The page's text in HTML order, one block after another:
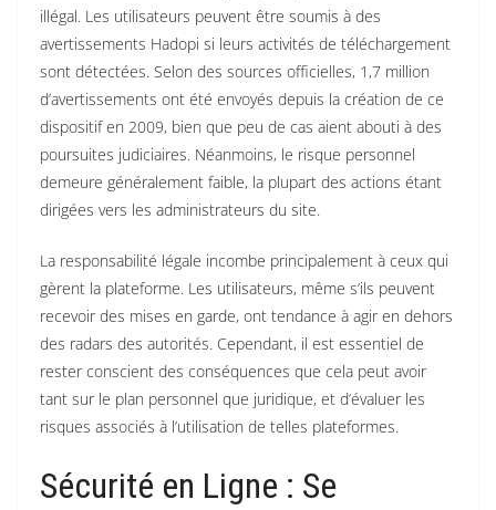
illégal. Les utilisateurs peuvent être soumis à des
avertissements Hadopi si leurs activités de téléchargement
sont détectées. Selon des sources officielles, 1,7 million
d’avertissements ont été envoyés depuis la création de ce
dispositif en 2009, bien que peu de cas aient abouti à des
poursuites judiciaires. Néanmoins, le risque personnel
demeure généralement faible, la plupart des actions étant
dirigées vers les administrateurs du site.
La responsabilité légale incombe principalement à ceux qui
gèrent la plateforme. Les utilisateurs, même s’ils peuvent
recevoir des mises en garde, ont tendance à agir en dehors
des radars des autorités. Cependant, il est essentiel de
rester conscient des conséquences que cela peut avoir
tant sur le plan personnel que juridique, et d’évaluer les
risques associés à l’utilisation de telles plateformes.
Sécurité en Ligne : Se